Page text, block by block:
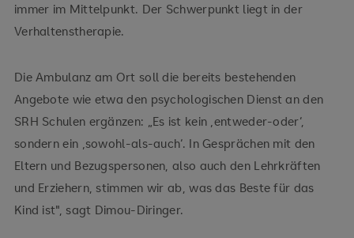
immer im Mittelpunkt. Der Schwerpunkt liegt in der
Verhaltenstherapie.
Die Ambulanz am Ort soll die bereits bestehenden
Angebote wie etwa den psychologischen Dienst an den
SRH Schulen ergänzen: „Es ist kein ‚entweder-oder‘,
sondern ein ‚sowohl-als-auch‘. In Gesprächen mit den
Eltern und Bezugspersonen, also auch den Lehrkräften
und Erziehern, stimmen wir ab, was das Beste für das
Kind ist", sagt Dimou-Diringer.